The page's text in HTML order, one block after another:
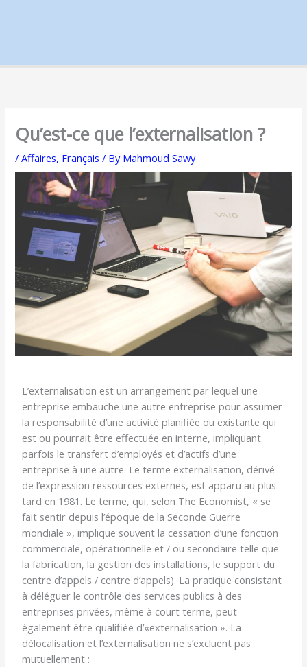
Qu’est-ce que l’externalisation ?
/Affaires, Français / By Mahmoud Sawy
L’externalisation est un arrangement par lequel une
entreprise embauche une autre entreprise pour assumer
la responsabilité d’une activité planifiée ou existante qui
est ou pourrait être effectuée en interne, impliquant
parfois le transfert d’employés et d’actifs d’une
entreprise à une autre. Le terme externalisation, dérivé
de l’expression ressources externes, est apparu au plus
tard en 1981. Le terme, qui, selon The Economist, « se
fait sentir depuis l’époque de la Seconde Guerre
mondiale », implique souvent la cessation d’une fonction
commerciale, opérationnelle et / ou secondaire telle que
la fabrication, la gestion des installations, le support du
centre d’appels / centre d’appels). La pratique consistant
à déléguer le contrôle des services publics à des
entreprises privées, même à court terme, peut
également être qualifiée d’«externalisation ». La
délocalisation et l’externalisation ne s’excluent pas
mutuellement :